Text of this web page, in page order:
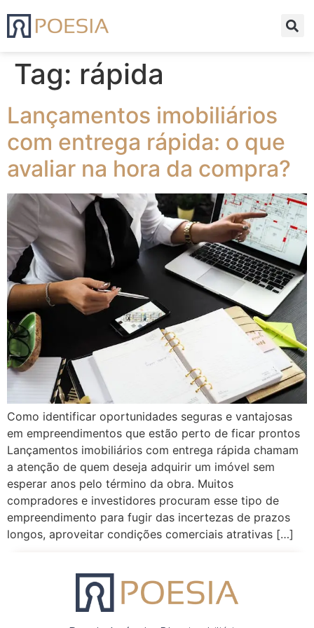
Tag: rápida
Lançamentos imobiliários
com entrega rápida: o que
avaliar na hora da compra?
Como identificar oportunidades seguras e vantajosas
em empreendimentos que estão perto de ficar prontos
Lançamentos imobiliários com entrega rápida chamam
a atenção de quem deseja adquirir um imóvel sem
esperar anos pelo término da obra. Muitos
compradores e investidores procuram esse tipo de
empreendimento para fugir das incertezas de prazos
longos, aproveitar condições comerciais atrativas […]